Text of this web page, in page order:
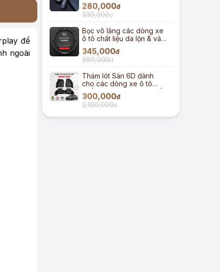
để
ngoài
280,000đ
330,000đ
Bọc vô lăng các dòng xe
ô tô chất liệu da lộn & vân
carbon
345,000đ
380,000đ
Thảm lót Sàn 6D dành
cho các dòng xe ô tô
chất liệu TPE đúc cao cấp
300,000đ
2,100,000đ